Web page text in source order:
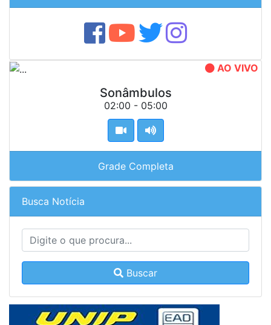
AO VIVO
Sonâmbulos
02:00 - 05:00
Grade Completa
Busca Notícia
Buscar